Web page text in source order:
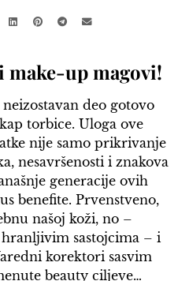
up magovi!
deo gotovo
torbice. Uloga ove
nije samo prikrivanje
nesavršenosti i znakova
generacije ovih
benefite. Prvenstveno,
našoj koži, no –
sastojcima – i
korektori sasvim
beauty ciljeve…